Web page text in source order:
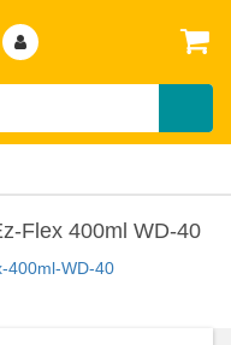
Flex 400ml WD-40